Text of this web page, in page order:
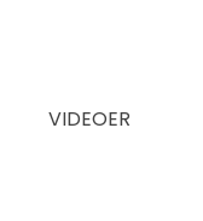
VIDEOER